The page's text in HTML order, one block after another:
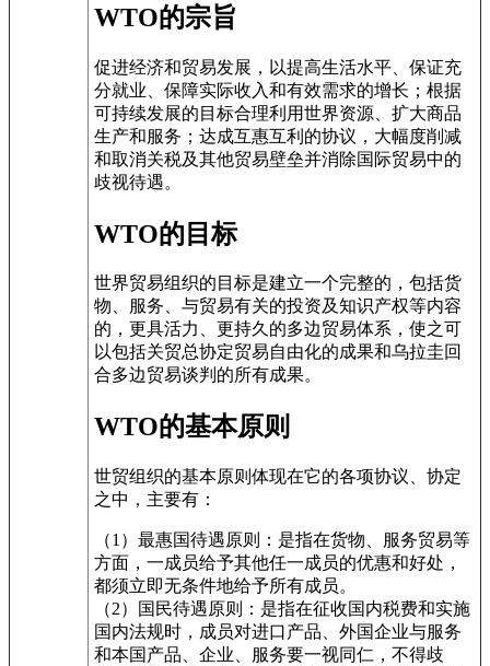
WTO的宗旨
促进经济和贸易发展，以提高生活水平、保证充
分就业、保障实际收入和有效需求的增长；根据
可持续发展的目标合理利用世界资源、扩大商品
生产和服务；达成互惠互利的协议，大幅度削减
和取消关税及其他贸易壁垒并消除国际贸易中的
歧视待遇。
WTO的目标
世界贸易组织的目标是建立一个完整的，包括货
物、服务、与贸易有关的投资及知识产权等内容
的，更具活力、更持久的多边贸易体系，使之可
以包括关贸总协定贸易自由化的成果和乌拉圭回
合多边贸易谈判的所有成果。
WTO的基本原则
世贸组织的基本原则体现在它的各项协议、协定
之中，主要有：
（1）最惠国待遇原则：是指在货物、服务贸易等
方面，一成员给予其他任一成员的优惠和好处，
都须立即无条件地给予所有成员。
（2）国民待遇原则：是指在征收国内税费和实施
国内法规时，成员对进口产品、外国企业与服务
和本国产品、企业、服务要一视同仁，不得歧